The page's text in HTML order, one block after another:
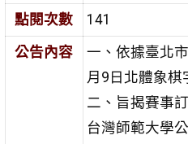
點閱次數
141
公告內容
一、依據臺北
月9日北體象棋
二、旨揭賽事
台灣師範大學